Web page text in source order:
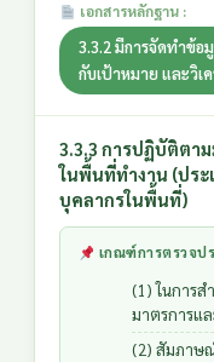
เอกสารหลักฐาน :
3.3.2 มีการจัดทำข้อ
กับเป้าหมาย และวิเ
3.3.3 การปฏิบัติตา
ในพื้นที่ทำงาน (ประ
บุคลากรในพื้นที่)
เกณฑ์การตรวจป
(1) ในการ
มาตรการแ
(2) สัมภาษ